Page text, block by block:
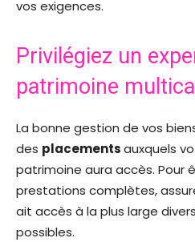
vos exigences.
Privilégiez un
patrimoine
La bonne gestion de vos
des placementsauxquels
patrimoine aura accès. Pour
prestations complètes,
ait accès à la plus large
possibles.